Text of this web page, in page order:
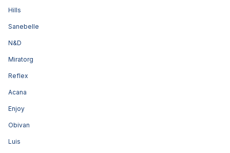
Hills
Sanebelle
N&D
Miratorg
Reflex
Acana
Enjoy
Obivan
Luis